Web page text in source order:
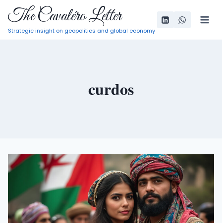
Pular
paraThe Cavaléro Letter
Strategic insight on geopolitics and global economy
curdos